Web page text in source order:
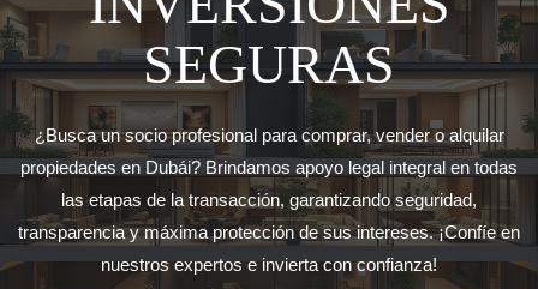
SEGURAS
¿Busca un socio profesional para comprar, vender o alquilar
propiedades en Dubái? Brindamos apoyo legal integral en todas
las etapas de la transacción, garantizando seguridad,
transparencia y máxima protección de sus intereses. ¡Confíe en
nuestros expertos e invierta con confianza!